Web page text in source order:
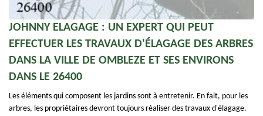
JOHNNY ELAGAGE : UN EXPERT QUI PEUT
EFFECTUER LES TRAVAUX D'ÉLAGAGE DES ARBRES
DANS LA VILLE DE OMBLEZE ET SES ENVIRONS
DANS LE 26400
Les éléments qui composent les jardins sont à entretenir. En fait, pour les
arbres, les propriétaires devront toujours réaliser des travaux d'élagage.